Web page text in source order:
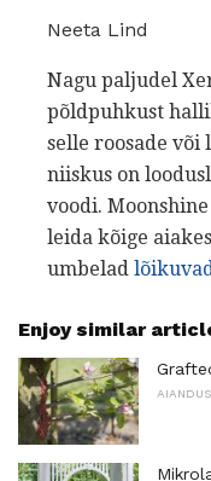
Neeta Lind
Nagu paljudel
põldpuhkust
selle roosade või
niiskus on
voodi.
leida kõige
umbelad
Enjoy similar